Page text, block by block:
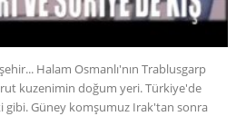
Halam Osmanlı'nın Trablusgarp
kuzenimin doğum yeri. Türkiye'de
gibi. Güney komşumuz Irak'tan sonra